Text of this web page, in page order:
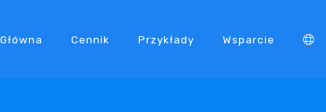
Cennik Przykłady Wsparcie